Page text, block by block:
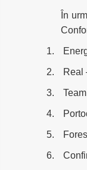
În
1.
2. Real
3.
4.
5.
6.